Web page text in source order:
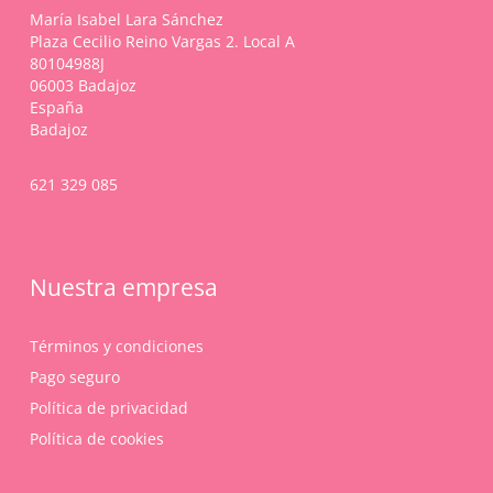
página
de
María Isabel Lara Sánchez
Plaza Cecilio Reino Vargas 2. Local A
80104988J
06003 Badajoz
España
Badajoz
621 329 085
Nuestra empresa
Términos y condiciones
Pago seguro
Política de privacidad
Política de cookies